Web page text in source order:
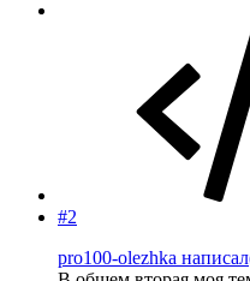
#2
pro100-olezhka